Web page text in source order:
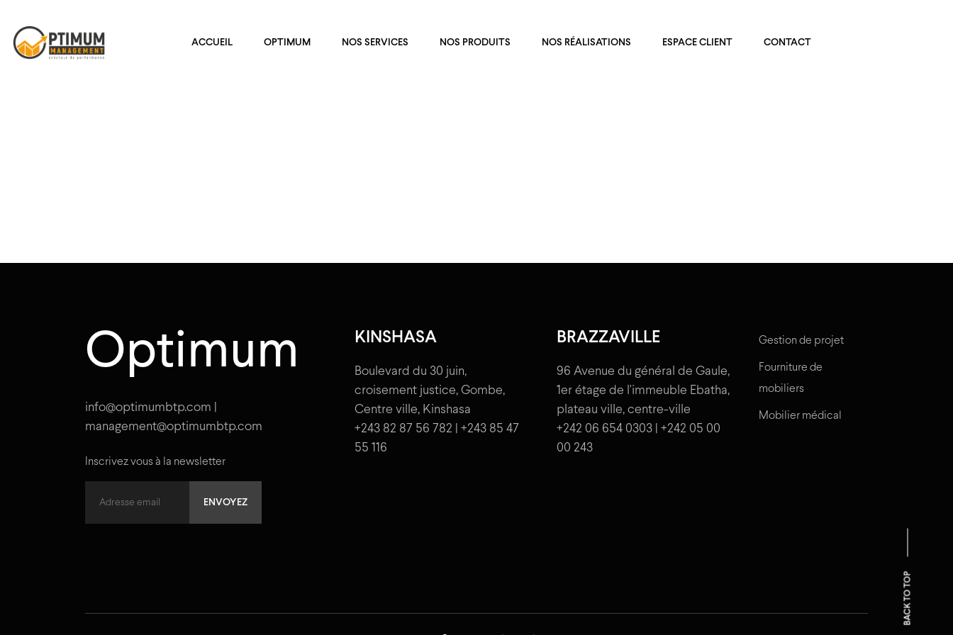
ACCUEIL OPTIMUM NOS SERVICES NOS PRODUITS NOS RÉALISATIONS ESPACE CLIENT CONTACT
Optimum
info@optimumbtp.com |
management@optimumbtp.com
Inscrivez vous à la newsletter
KINSHASA
Boulevard du 30 juin,
croisement justice, Gombe,
Centre ville, Kinshasa
+243 82 87 56 782 | +243 85 47
55 116
BRAZZAVILLE
96 Avenue du général de Gaule,
1er étage de l'immeuble Ebatha,
plateau ville, centre-ville
+242 06 654 0303 | +242 05 00
00 243
Gestion de projet
Fourniture de
mobiliers
Mobilier médical
BACK TO TOP